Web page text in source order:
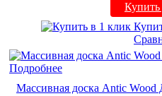
Купить
Подробнее
Массивная доска Antic